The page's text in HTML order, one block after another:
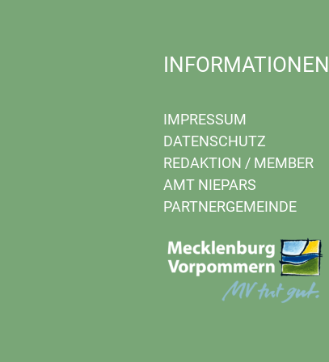
INFORMATIONEN
IMPRESSUM
DATENSCHUTZ
REDAKTION / MEMBER
AMT NIEPARS
PARTNERGEMEINDE